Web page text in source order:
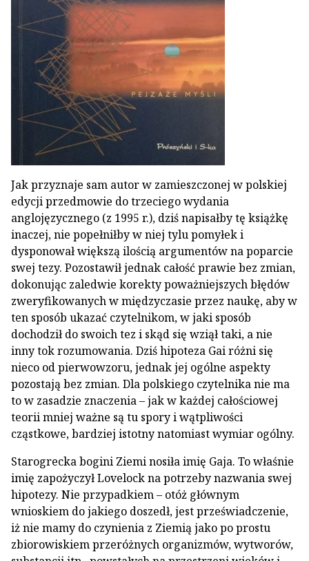
Jak przyznaje sam autor w zamieszczonej w polskiej
edycji przedmowie do trzeciego wydania
anglojęzycznego (z 1995 r.), dziś napisałby tę książkę
inaczej, nie popełniłby w niej tylu pomyłek i
dysponował większą ilością argumentów na poparcie
swej tezy. Pozostawił jednak całość prawie bez zmian,
dokonując zaledwie korekty poważniejszych błędów
zweryfikowanych w międzyczasie przez naukę, aby w
ten sposób ukazać czytelnikom, w jaki sposób
dochodził do swoich tez i skąd się wziął taki, a nie
inny tok rozumowania. Dziś hipoteza Gai różni się
nieco od pierwowzoru, jednak jej ogólne aspekty
pozostają bez zmian. Dla polskiego czytelnika nie ma
to w zasadzie znaczenia – jak w każdej całościowej
teorii mniej ważne są tu spory i wątpliwości
cząstkowe, bardziej istotny natomiast wymiar ogólny.
Starogrecka bogini Ziemi nosiła imię Gaja. To właśnie
imię zapożyczył Lovelock na potrzeby nazwania swej
hipotezy. Nie przypadkiem – otóż głównym
wnioskiem do jakiego doszedł, jest przeświadczenie,
iż nie mamy do czynienia z Ziemią jako po prostu
zbiorowiskiem przeróżnych organizmów, wytworów,